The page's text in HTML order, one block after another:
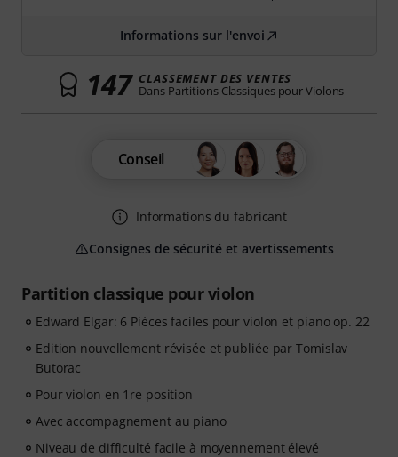
Partition classique pour violon
Edward Elgar: 6 Pièces faciles pour violon et piano op. 22
Edition nouvellement révisée et publiée par Tomislav
Butorac
Pour violon en 1re position
Avec accompagnement au piano
Niveau de difficulté facile à moyennement élevé
Informations sur l'envoi
147 CLASSEMENT DES VENTES
Dans Partitions Classiques pour Violons
Conseil
Informations du fabricant
Consignes de sécurité et avertissements